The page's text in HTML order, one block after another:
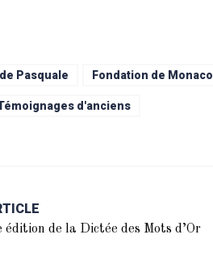
Pasquale Fondation de Monaco
d'anciens
édition de la Dictée des Mots d’Or